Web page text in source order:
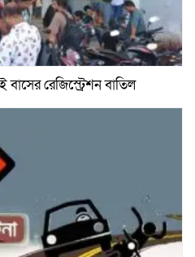
রেজিস্ট্রেশন বাতিল